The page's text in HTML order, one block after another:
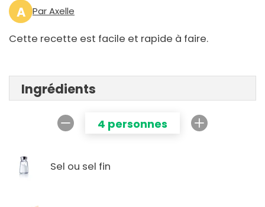
A Par Axelle
Cette recette est facile et rapide à faire.
Ingrédients
4 personnes
Sel ou sel fin